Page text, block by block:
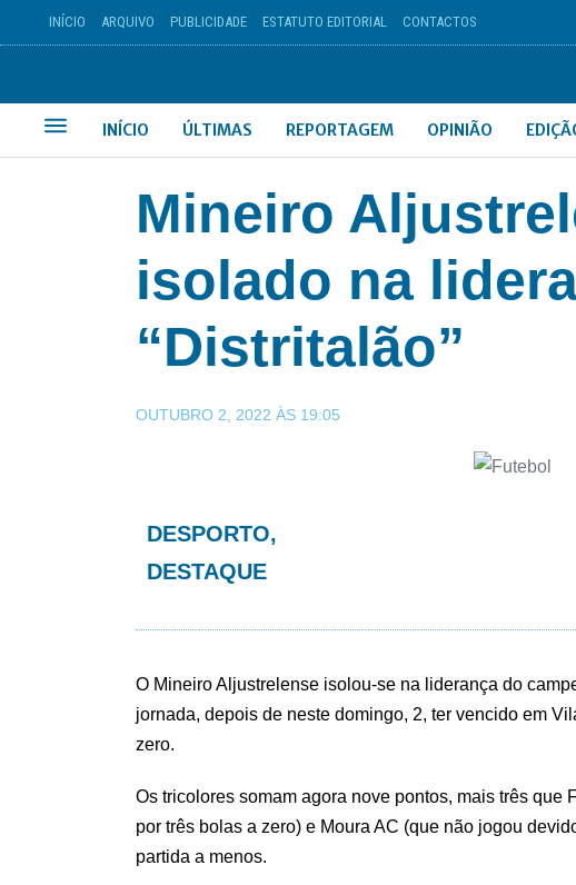
INÍCIO ARQUIVO PUBLICIDADE ESTATUTO EDITORIAL CONTACTOS
INÍCIO ÚLTIMAS REPORTAGEM OPINIÃO
Mineiro
isolado na
“Distritalão”
OUTUBRO 2, 2022 ÀS 19:05
DESPORTO,
DESTAQUE
O Mineiro Aljustrelense isolou-se na liderança do
jornada, depois de neste domingo, 2, ter vencido em
zero.
Os tricolores somam agora nove pontos, mais três que
por três bolas a zero) e Moura AC (que não jogou
partida a menos.